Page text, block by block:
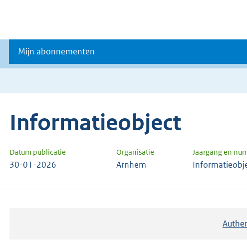
Mijn abonnementen
Informatieobject
Datum publicatie Organisatie Jaargang en
30-01-2026 Arnhem